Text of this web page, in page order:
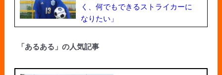
く、何でもできるストライカーに
なりたい」
「あるある」の人気記事